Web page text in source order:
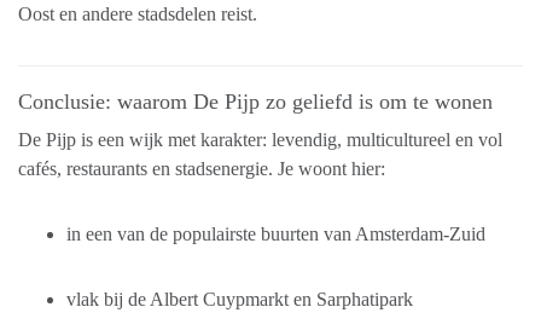
Oost en andere stadsdelen reist.
Conclusie: waarom De Pijp zo geliefd is om te wonen
De Pijp is een wijk met karakter: levendig, multicultureel en vol
cafés, restaurants en stadsenergie. Je woont hier:
in een van de populairste buurten van Amsterdam-Zuid
vlak bij de Albert Cuypmarkt en Sarphatipark